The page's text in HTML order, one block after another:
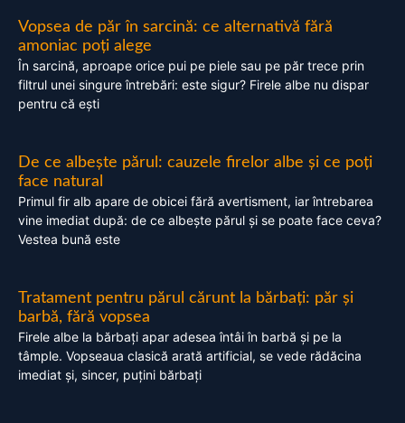
Vopsea de păr în sarcină: ce alternativă fără
amoniac poți alege
În sarcină, aproape orice pui pe piele sau pe păr trece prin
filtrul unei singure întrebări: este sigur? Firele albe nu dispar
pentru că ești
De ce albește părul: cauzele firelor albe și ce poți
face natural
Primul fir alb apare de obicei fără avertisment, iar întrebarea
vine imediat după: de ce albește părul și se poate face ceva?
Vestea bună este
Tratament pentru părul cărunt la bărbați: păr și
barbă, fără vopsea
Firele albe la bărbați apar adesea întâi în barbă și pe la
tâmple. Vopseaua clasică arată artificial, se vede rădăcina
imediat și, sincer, puțini bărbați